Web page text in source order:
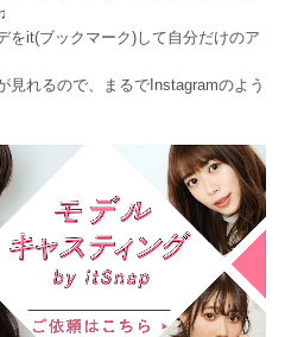
をit(ブックマーク)して自分だけのア
見れるので、まるでInstagramのよう